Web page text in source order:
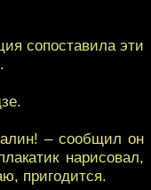
сопоставила эти
– сообщил он
нарисовал,
пригодится.